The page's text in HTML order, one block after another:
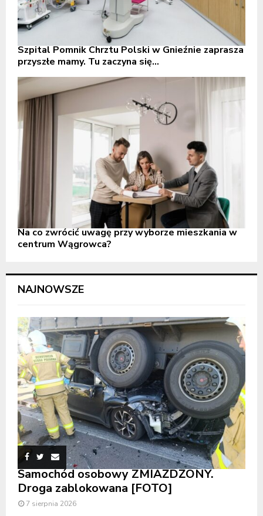
Szpital Pomnik Chrztu Polski w Gnieźnie zaprasza
przyszłe mamy. Tu zaczyna się...
Na co zwrócić uwagę przy wyborze mieszkania w
centrum Wągrowca?
NAJNOWSZE
Samochód osobowy ZMIAŻDŻONY.
Droga zablokowana [FOTO]
7 sierpnia 2026